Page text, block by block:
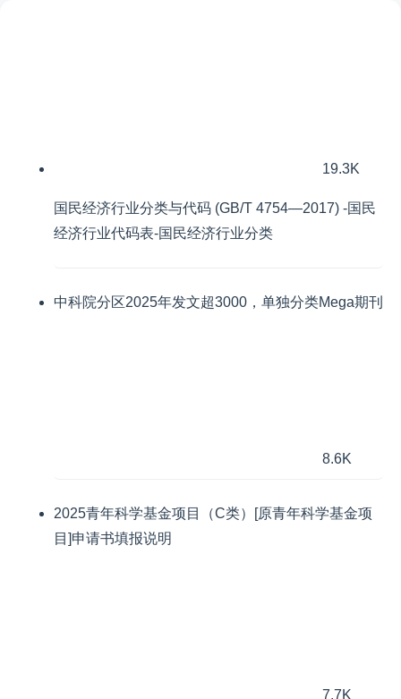
19.3K
国民经济行业分类与代码 (GB/T 4754—2017) -国民
经济行业代码表-国民经济行业分类
中科院分区2025年发文超3000，单独分类Mega期刊
8.6K
2025青年科学基金项目（C类）[原青年科学基金项
目]申请书填报说明
7.7K